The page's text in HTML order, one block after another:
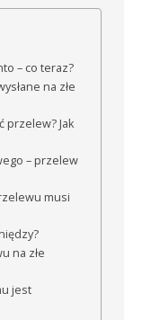
– co teraz?
na złe
przelew? Jak
– przelew
musi
na złe
jest